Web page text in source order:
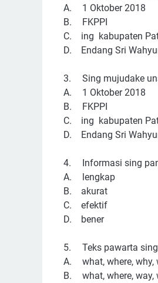
A.
1 Oktober 2018
B.
FKPPI
C. ing kabupaten
D. Endang Sri
3.
Sing mujudake
A.
1 Oktober 2018
B.
FKPPI
C. ing kabupaten
D. Endang Sri
4.
Informasi sing
A.
lengkap
B. akurat
C. efektif
D. bener
5.
Teks pawarta
A.
what, where, why,
B.
what, where, way,